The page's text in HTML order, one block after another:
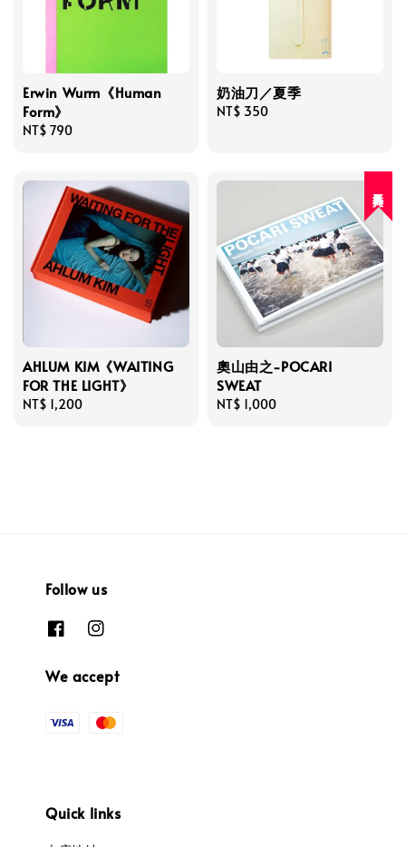
Erwin Wurm《Human
Form》
Regular
NT$ 790
奶油刀／夏季
Regular
NT$ 350
AHLUM KIM《WAITING
FOR THE LIGHT》
Regular
NT$ 1,200
奧山由之-POCARI
SWEAT
Regular
NT$ 1,000
Follow us
We accept
Quick links